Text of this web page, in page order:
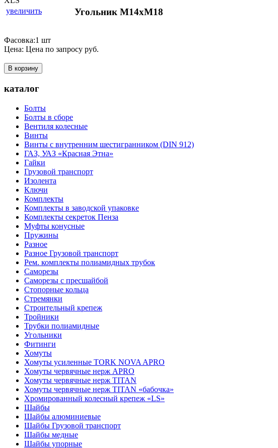
увеличить Угольник М14хМ18
Фасовка:1 шт
Цена: Цена по запросу руб.
В корзину
каталог
Болты
Болты в сборе
Вентиля колесные
Винты
Винты с внутренним шестигранником (DIN 912)
ГАЗ, УАЗ «Красная Этна»
Гайки
Грузовой транспорт
Изолента
Ключи
Комплекты
Комплекты в заводской упаковке
Комплекты секреток Пенза
Муфты конусные
Пружины
Разное
Разное Грузовой транспорт
Рем. комплекты полиамидных трубок
Саморезы
Саморезы с пресшайбой
Стопорные кольца
Стремянки
Строительный крепеж
Тройники
Трубки полиамидные
Угольники
Фитинги
Хомуты
Хомуты усиленные TORK NOVA APRO
Хомуты червячные нерж APRO
Хомуты червячные нерж TITAN
Хомуты червячные нерж TITAN «бабочка»
Хромированный колесный крепеж «LS»
Шайбы
Шайбы алюминиевые
Шайбы Грузовой транспорт
Шайбы медные
Шайбы упорные